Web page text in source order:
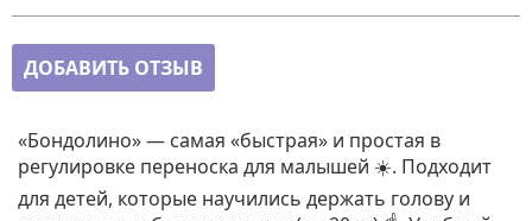
ДОБАВИТЬ ОТЗЫВ
«Бондолино» — самая «быстрая» и простая в
регулировке переноска для малышей ☀️. Подходит
для детей, которые научились держать голову и